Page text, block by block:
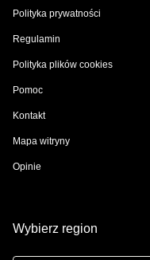
Polityka prywatności
Regulamin
Polityka plików cookies
Pomoc
Kontakt
Mapa witryny
Opinie
Wybierz region